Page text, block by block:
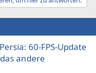
60-FPS-Update
andere